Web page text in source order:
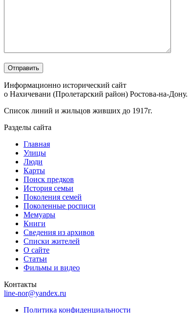
Информационно исторический сайт
о Нахичевани (Пролетарский район) Ростова-на-Дону.
Список линий и жильцов живших до 1917г.
Разделы сайта
Главная
Улицы
Люди
Карты
Поиск предков
История семьи
Поколения семей
Поколенные росписи
Мемуары
Книги
Сведения из архивов
Списки жителей
О сайте
Статьи
Фильмы и видео
Контакты
line-nor@yandex.ru
Политика конфиденциальности